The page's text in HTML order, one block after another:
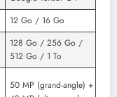
12 Go / 16 Go
128 Go / 256 Go /
512 Go / 1 To
50 MP (grand-angle) +